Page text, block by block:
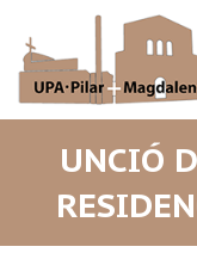
UNCIÓ